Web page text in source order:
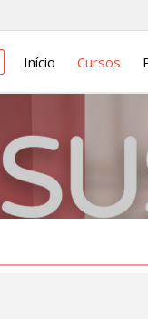
Início Cursos